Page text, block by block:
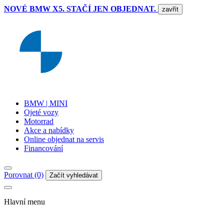
NOVÉ BMW X5. STAČÍ JEN OBJEDNAT. zavřít
BMW | MINI
Ojeté vozy
Motorrad
Akce a nabídky
Online objednat na servis
Financování
Porovnat (0) Začít vyhledávat
Hlavní menu